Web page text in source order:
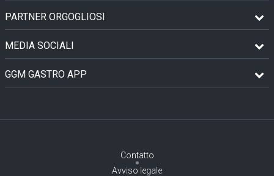
PARTNER ORGOGLIOSI
MEDIA SOCIALI
GGM GASTRO APP
Contatto
Avviso legale